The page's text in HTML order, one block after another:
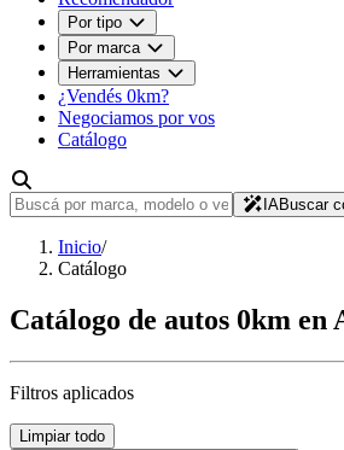
Por tipo
Por marca
Herramientas
¿Vendés 0km?
Negociamos por vos
Catálogo
IABuscar
Inicio/
Catálogo
Catálogo de autos 0km en
Filtros aplicados
Limpiar todo